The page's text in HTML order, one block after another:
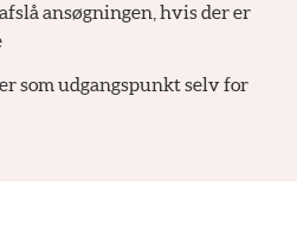
ansøgningen, hvis der er
som udgangspunkt selv for